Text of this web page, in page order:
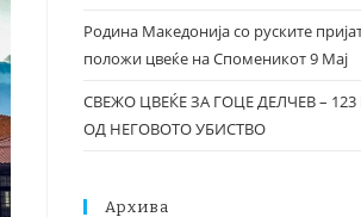
Родина Македонија со руските
положи цвеќе на Споменикот 9 Мај
СВЕЖО ЦВЕЌЕ ЗА ГОЦЕ ДЕЛЧЕВ –
ОД НЕГОВОТО УБИСТВО
Архива